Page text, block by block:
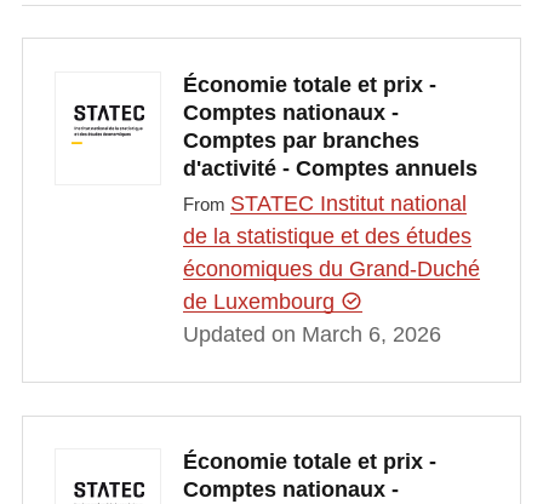
Économie totale et prix -
Comptes nationaux -
Comptes par branches
d'activité - Comptes annuels
From STATEC Institut national
de la statistique et des études
économiques du Grand-Duché
de Luxembourg
Updated on March 6, 2026
Économie totale et prix -
Comptes nationaux -